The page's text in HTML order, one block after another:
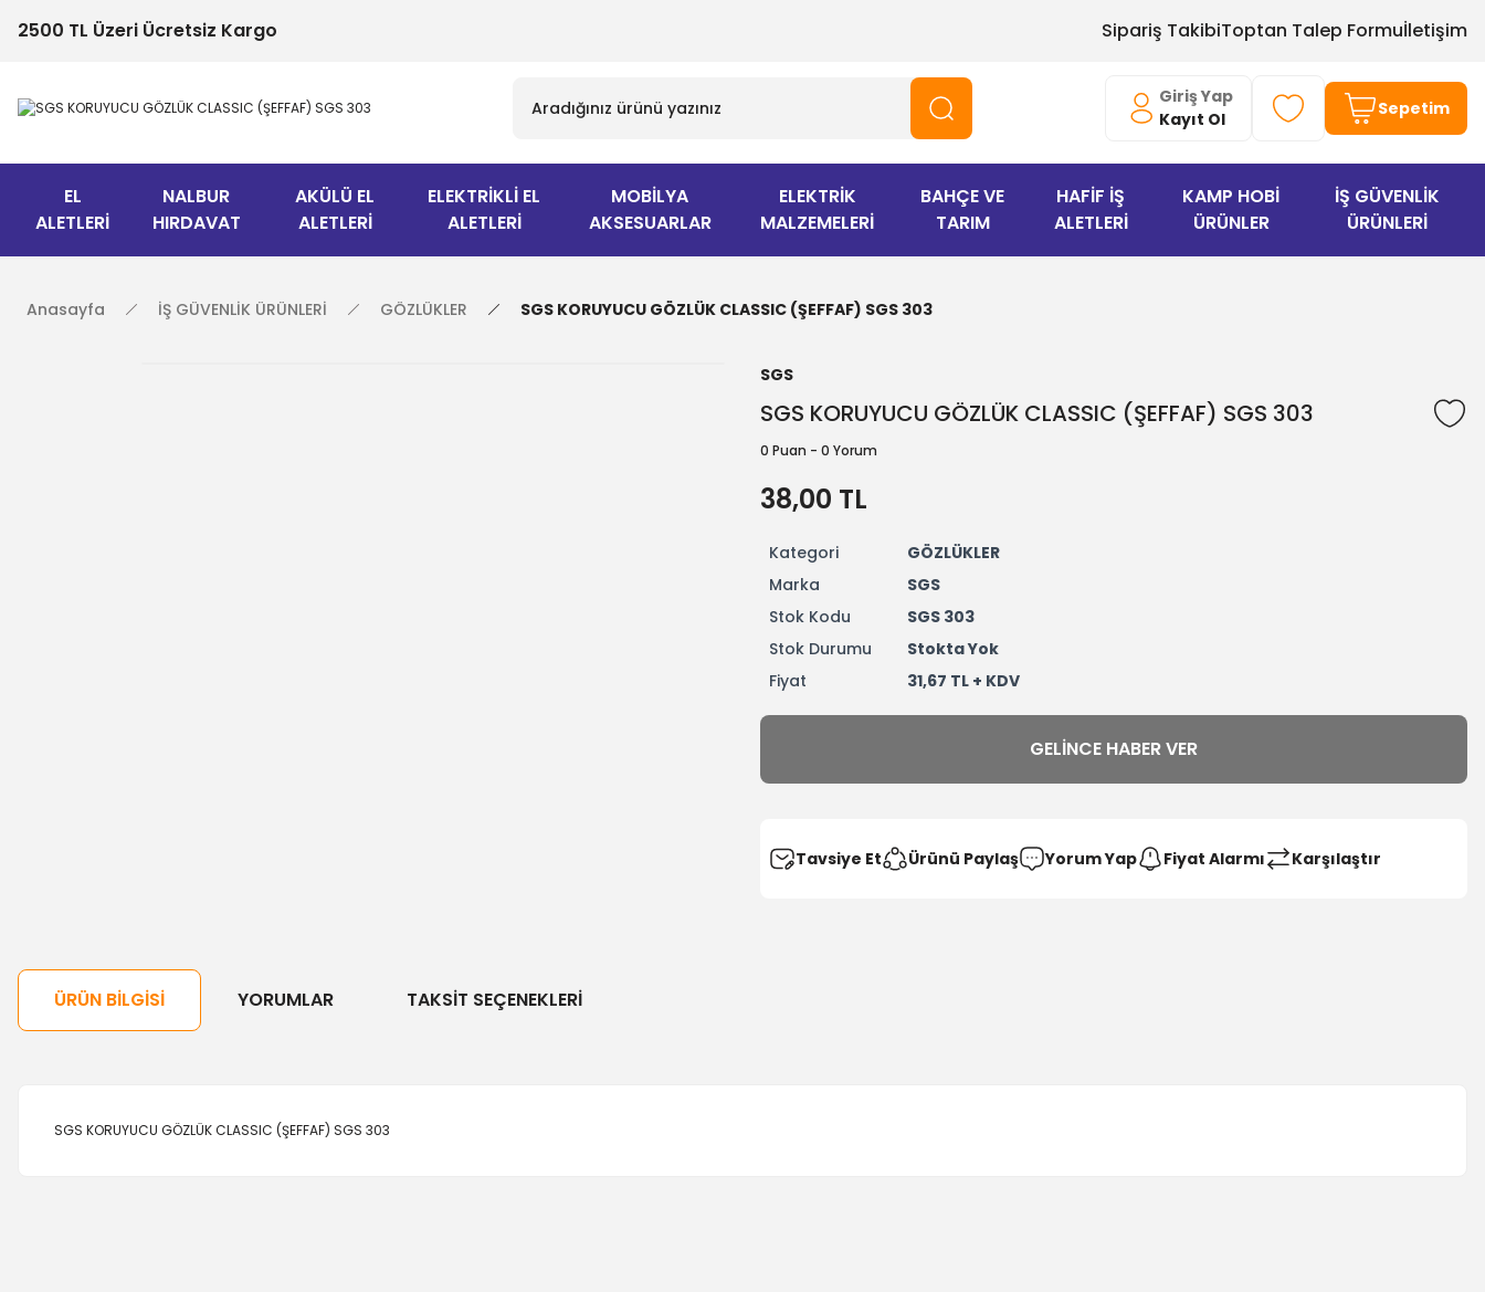
2500 TL Üzeri Ücretsiz Kargo Sipariş TakibiToptan Talep Formuİletişim
Giriş Yap
Kayıt Ol
Sepetim
EL
ALETLERİ
NALBUR
HIRDAVAT
AKÜLÜ EL
ALETLERİ
ELEKTRİKLİ EL
ALETLERİ
MOBİLYA
AKSESUARLAR
ELEKTRİK
MALZEMELERİ
BAHÇE VE
TARIM
HAFİF İŞ
ALETLERİ
KAMP HOBİ
ÜRÜNLER
İŞ GÜVENLİK
ÜRÜNLERİ
Anasayfa İŞ GÜVENLİK ÜRÜNLERİ GÖZLÜKLER SGS KORUYUCU GÖZLÜK CLASSIC (ŞEFFAF) SGS 303
SGS
SGS KORUYUCU GÖZLÜK CLASSIC (ŞEFFAF) SGS 303
0 Puan - 0 Yorum
38,00 TL
Kategori
GÖZLÜKLER
Marka
SGS
Stok Kodu
SGS 303
Stok Durumu
Stokta Yok
Fiyat
31,67 TL + KDV
GELINCE HABER VER
Tavsiye Et Ürünü Paylaş Yorum Yap Fiyat Alarmı Karşılaştır
ÜRÜN BILGISI YORUMLAR TAKSIT SEÇENEKLERI
SGS KORUYUCU GÖZLÜK CLASSIC (ŞEFFAF) SGS 303